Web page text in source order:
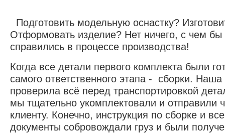
Подготовить модельную оснастку?
Отформовать изделие? Нет ничего, с чем
справились в процессе производства!
Когда все детали первого комплекта были
самого ответственного этапа - сборки.
проверила всё перед транспортировкой
мы тщательно укомплектовали и отправили
клиенту. Конечно, инструкция по сборке и
документы собровождали груз и были